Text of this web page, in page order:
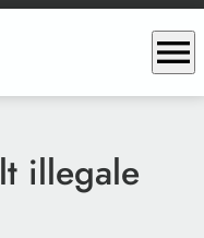
menu
illegale